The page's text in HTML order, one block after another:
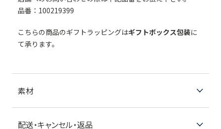
品番：100219399
こちらの商品のギフトラッピングはギフトボックス包装に
て承ります。
素材
配送・キャンセル・返品